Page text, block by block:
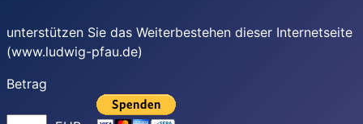
unterstützen Sie das Weiterbestehen dieser Internetseite
(www.ludwig-pfau.de)
Betrag